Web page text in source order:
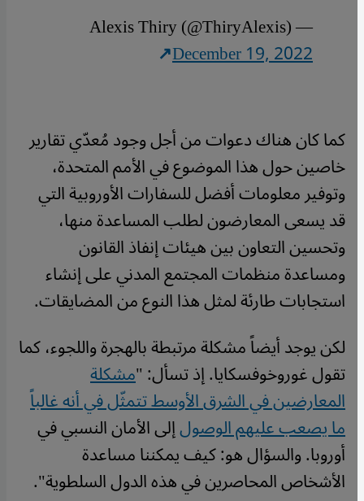
— Alexis Thiry (@ThiryAlexis)
December 19, 2022
كما كان هناك دعوات من أجل وجود مُعدّي تقارير
خاصين حول هذا الموضوع في الأمم المتحدة،
وتوفير معلومات أفضل للسفارات الأوروبية التي
قد يسعى المعارضون لطلب المساعدة منها،
وتحسين التعاون بين هيئات إنفاذ القانون
ومساعدة منظمات المجتمع المدني على إنشاء
استجابات طارئة لمثل هذا النوع من المضايقات.
لكن يوجد أيضاً مشكلة مرتبطة بالهجرة واللجوء، كما
تقول غوروخوفسكايا. إذ تسأل: "مشكلة
المعارضين في الشرق الأوسط تتمثّل في أنه غالباً
ما يصعب عليهم الوصولإلى الأمان النسبي في
أوروبا. والسؤال هو: كيف يمكننا مساعدة
الأشخاص المحاصرين في هذه الدول السلطوية".